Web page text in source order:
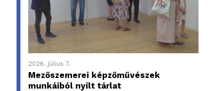
2026. július 7.
Mezőszemerei képzőművészek
munkáiból nyílt tárlat